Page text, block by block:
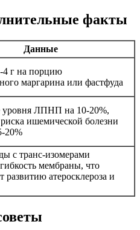
факты
Данные
4 г на порцию
маргарина или фастфуда
ЛПНП на 10-20%,
ишемической болезни
20%
с транс-изомерами
мембраны, что
развитию атеросклероза и